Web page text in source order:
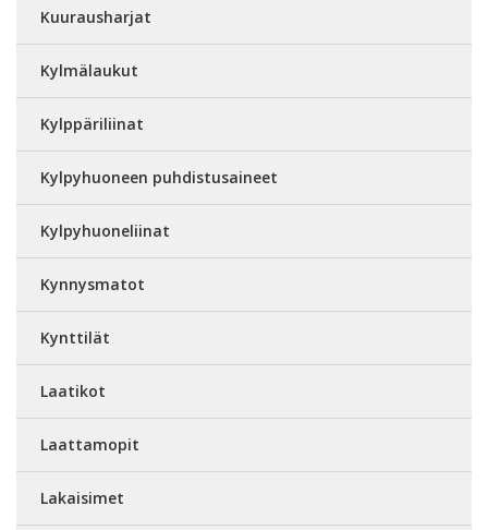
Kuurausharjat
Kylmälaukut
Kylppäriliinat
Kylpyhuoneen puhdistusaineet
Kylpyhuoneliinat
Kynnysmatot
Kynttilät
Laatikot
Laattamopit
Lakaisimet